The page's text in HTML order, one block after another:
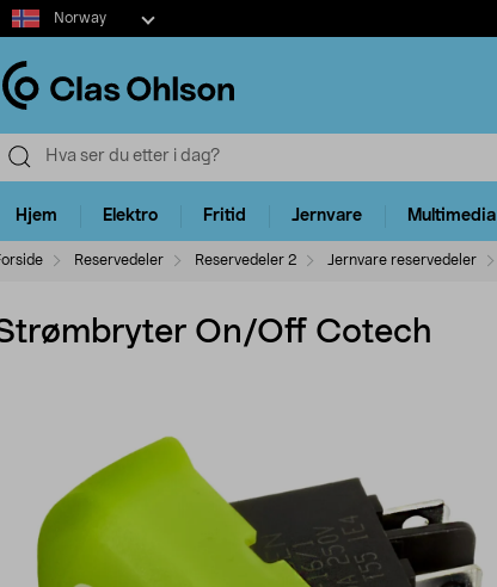
Select
Norway
Hjem Elektro Fritid Jernvare Multimedia
Reservedeler Reservedeler 2 Jernvare reservedeler
On/Off Cotech